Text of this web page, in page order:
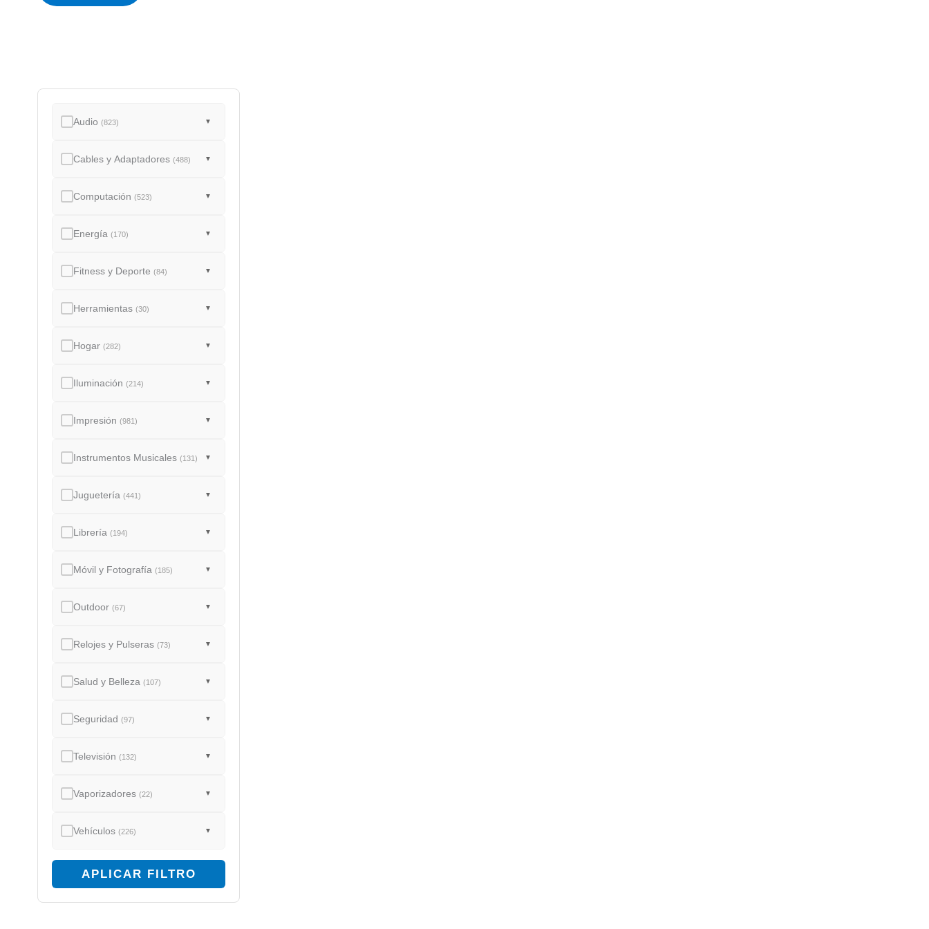
a
Audio (823) ▼
Cables y Adaptadores (488) ▼
Computación (523) ▼
Energía (170) ▼
Fitness y Deporte (84) ▼
Herramientas (30) ▼
Hogar (282) ▼
Iluminación (214) ▼
Impresión (981) ▼
Instrumentos Musicales (131) ▼
Juguetería (441) ▼
Librería (194) ▼
Móvil y Fotografía (185) ▼
Outdoor (67) ▼
Relojes y Pulseras (73) ▼
Salud y Belleza (107) ▼
Seguridad (97) ▼
Televisión (132) ▼
Vaporizadores (22) ▼
Vehículos (226) ▼
APLICAR FILTRO